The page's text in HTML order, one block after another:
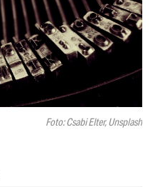
Foto: Csabi Elter, Unsplash